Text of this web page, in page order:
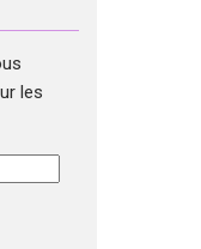
les